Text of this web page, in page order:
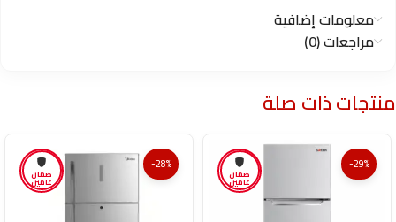
معلومات إضافية
مراجعات (0)
منتجات ذات صلة
ضمان
عامين
-29%
ضمان
عامين
-28%